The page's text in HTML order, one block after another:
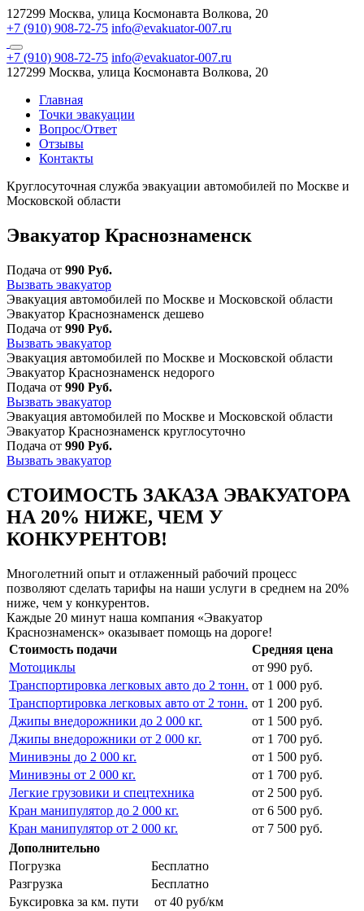
127299 Москва, улица Космонавта Волкова, 20
+7 (910) 908-72-75 info@evakuator-007.ru
+7 (910) 908-72-75 info@evakuator-007.ru
127299 Москва, улица Космонавта Волкова, 20
Главная
Точки эвакуации
Вопрос/Ответ
Отзывы
Контакты
Круглосуточная служба эвакуации автомобилей по Москве и
Московской области
Эвакуатор Краснознаменск
Подача от 990 Руб.
Вызвать эвакуатор
Эвакуация автомобилей по Москве и Московской области
Эвакуатор Краснознаменск дешево
Подача от 990 Руб.
Вызвать эвакуатор
Эвакуация автомобилей по Москве и Московской области
Эвакуатор Краснознаменск недорого
Подача от 990 Руб.
Вызвать эвакуатор
Эвакуация автомобилей по Москве и Московской области
Эвакуатор Краснознаменск круглосуточно
Подача от 990 Руб.
Вызвать эвакуатор
СТОИМОСТЬ ЗАКАЗА ЭВАКУАТОРА
НА 20% НИЖЕ, ЧЕМ У
КОНКУРЕНТОВ!
Многолетний опыт и отлаженный рабочий процесс
позволяют сделать тарифы на наши услуги в среднем на 20%
ниже, чем у конкурентов.
Каждые 20 минут наша компания «Эвакуатор
Краснознаменск» оказывает помощь на дороге!
Стоимость подачи
Средняя цена
Мотоциклы
от 990 руб.
Транспортировка легковых авто до 2 тонн. от 1 000 руб.
Транспортировка легковых авто от 2 тонн. от 1 200 руб.
Джипы внедорожники до 2 000 кг.
от 1 500 руб.
Джипы внедорожники от 2 000 кг.
от 1 700 руб.
Минивэны до 2 000 кг.
от 1 500 руб.
Минивэны от 2 000 кг.
от 1 700 руб.
Легкие грузовики и спецтехника
от 2 500 руб.
Кран манипулятор до 2 000 кг.
от 6 500 руб.
Кран манипулятор от 2 000 кг.
от 7 500 руб.
Дополнительно
Погрузка
Бесплатно
Разгрузка
Бесплатно
Буксировка за км. пути
от 40 руб/км